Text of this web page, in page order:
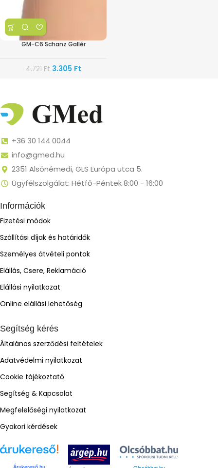
GM-C6 Schanz Gallér
4.721Ft 3.305 Ft
+36 30 144 0044
info@gmed.hu
2351 Alsónémedi, GLS Európa utca 5.
Ügyfélszolgálat: Hétfő-Péntek 8:00 - 16:00
Információk
Fizetési módok
Szállítási díjak és határidők
Személyes átvételi pontok
Elállás, Csere, Reklamáció
Elállási nyilatkozat
Online elállási lehetőség
Segítség kérés
Általános szerződési feltételek
Adatvédelmi nyilatkozat
Cookie tájékoztató
Segítség & Kapcsolat
Megfelelőségi nyilatkozat
Gyakori kérdések